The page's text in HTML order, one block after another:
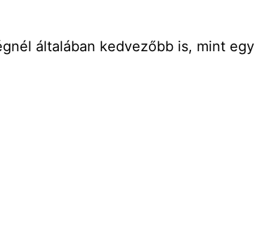
általában kedvezőbb is, mint egy